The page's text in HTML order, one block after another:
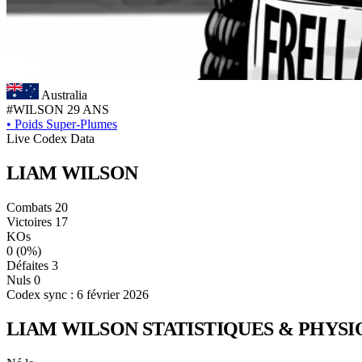
Australia
#WILSON 29 ANS
• Poids Super-Plumes
Live Codex Data
LIAM WILSON
Combats 20
Victoires 17
KOs
0 (0%)
Défaites 3
Nuls 0
Codex sync : 6 février 2026
LIAM WILSON STATISTIQUES &